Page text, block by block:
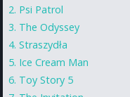
Psi Patrol
The Odyssey
Straszydła
Ice Cream Man
Toy Story 5